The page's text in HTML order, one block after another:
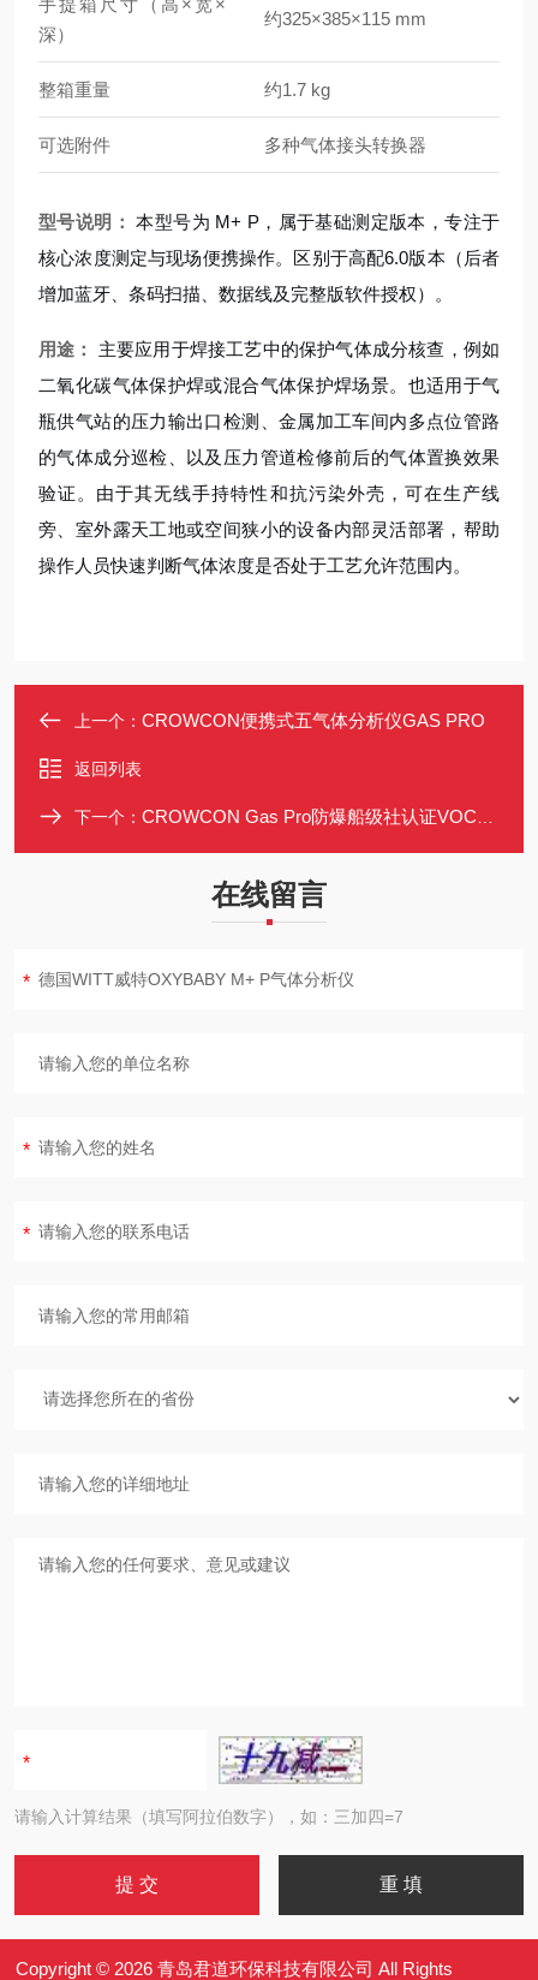
手提箱尺寸（高×宽×
深）
约325×385×115 mm
整箱重量 约1.7 kg
可选附件 多种气体接头转换器
型号说明： 本型号为 M+ P，属于基础测定版本，专注于
核心浓度测定与现场便携操作。区别于高配6.0版本（后者
增加蓝牙、条码扫描、数据线及完整版软件授权）。
用途：
主要应用于焊接工艺中的保护气体成分核查，例如
二氧化碳气体保护焊或混合气体保护焊场景。也适用于气
瓶供气站的压力输出口检测、金属加工车间内多点位管路
的气体成分巡检、以及压力管道检修前后的气体置换效果
验证。由于其无线手持特性和抗污染外壳，可在生产线
旁、室外露天工地或空间狭小的设备内部灵活部署，帮助
操作人员快速判断气体浓度是否处于工艺允许范围内。
上一个： CROWCON便携式五气体分析仪GAS PRO
返回列表
下一个： CROWCON Gas Pro防爆船级社认证VOC检测仪
在线留言
请输入计算结果（填写阿拉伯数字），如：三加四=7
Copyright © 2026 青岛君道环保科技有限公司 All Rights